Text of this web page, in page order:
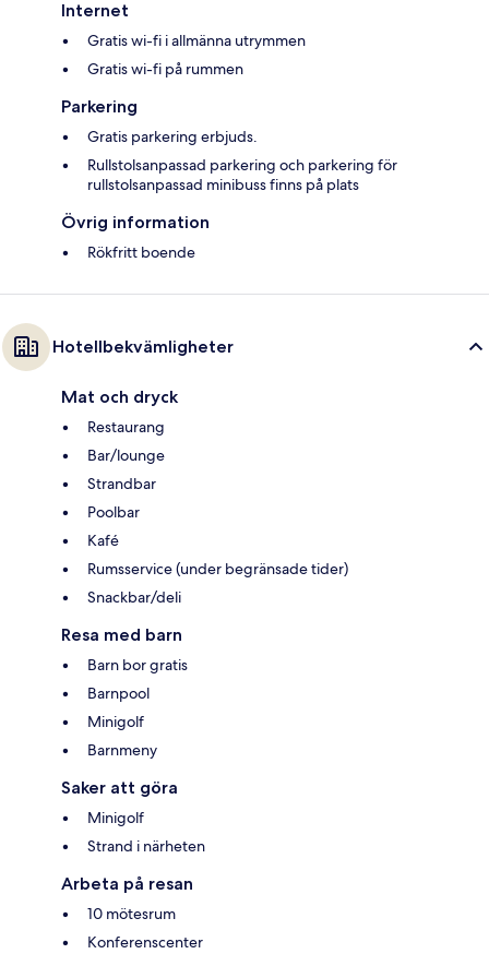
Internet
Gratis wi-fi i allmänna utrymmen
Gratis wi-fi på rummen
Parkering
Gratis parkering erbjuds.
Rullstolsanpassad parkering och parkering för
rullstolsanpassad minibuss finns på plats
Övrig information
Rökfritt boende
Hotellbekvämligheter
Mat och dryck
Restaurang
Bar/lounge
Strandbar
Poolbar
Kafé
Rumsservice (under begränsade tider)
Snackbar/deli
Resa med barn
Barn bor gratis
Barnpool
Minigolf
Barnmeny
Saker att göra
Minigolf
Strand i närheten
Arbeta på resan
10 mötesrum
Konferenscenter